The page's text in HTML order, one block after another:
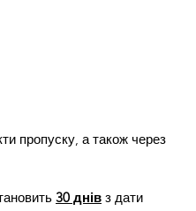
пропуску, а також через
30 днів з дати